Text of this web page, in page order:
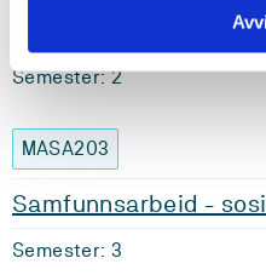
Samfunnsvitskapleg
Semester: 2
MASA203
Samfunnsarbeid -
Semester: 3